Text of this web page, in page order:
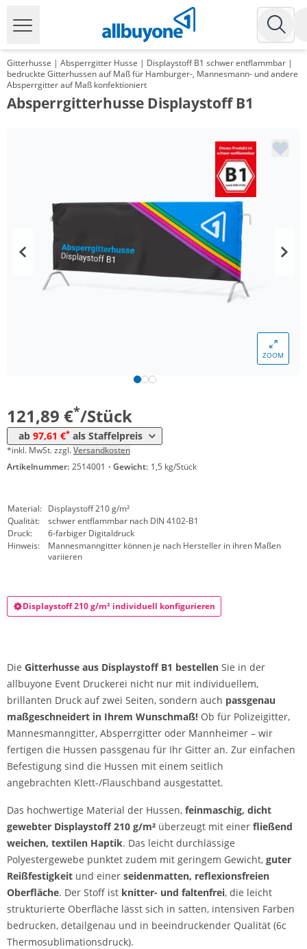
Gitterhusse | Absperrgitter Husse | Displaystoff B1 schwer entflammbar |
bedruckte Gitterhussen auf Maß für Hamburger-, Mannesmann- und andere
Absperrgitter auf Maß konfektioniert
Absperrgitterhusse Displaystoff B1
ZOOM
121,89 €*/Stück
ab 97,61 €* als Staffelpreis
*inkl. MwSt. zzgl.Versandkosten
Artikelnummer: 2514001 · Gewicht: 1,5 kg/Stück
Material: Displaystoff 210 g/m²
Qualität:
schwer entflammbar nach DIN 4102-B1
Druck:
6-farbiger Digitaldruck
Hinweis:
Mannesmanngitter können je nach Hersteller in ihren Maßen
variieren
Displaystoff 210 g/m² individuell konfigurieren
Die Gitterhusse aus Displaystoff B1 bestellen Sie in der
allbuyone Event Druckerei nicht nur mit individuellem,
brillanten Druck auf zwei Seiten, sondern auch passgenau
maßgeschneidert in Ihrem Wunschmaß! Ob für Polizeigitter,
Mannesmanngitter, Absperrgitter oder Mannheimer – wir
fertigen die Hussen passgenau für Ihr Gitter an. Zur einfachen
Befestigung sind die Hussen mit einem seitlich
angebrachten Klett-/Flauschband ausgestattet.
Das hochwertige Material der Hussen, feinmaschig, dicht
gewebter Displaystoff 210 g/m² überzeugt mit einer fließend
weichen, textilen Haptik. Das leicht durchlässige
Polyestergewebe punktet zudem mit geringem Gewicht, guter
Reißfestigkeit und einer seidenmatten, reflexionsfreien
Oberfläche. Der Stoff ist knitter- und faltenfrei, die leicht
strukturierte Oberfläche lässt sich in satten, intensiven Farben
bedrucken, detailgenau und in beeindruckender Qualität (6c
Thermosublimationsdruck).